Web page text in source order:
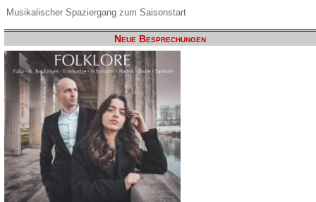
Musikalischer Spaziergang zum Saisonstart
Neue Besprechungen